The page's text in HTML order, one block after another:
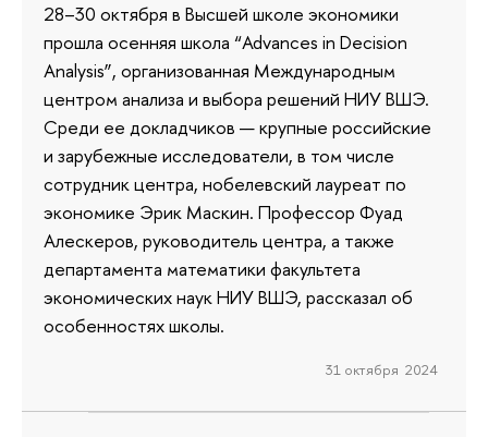
28–30 октября в Высшей школе экономики
прошла осенняя школа “Advances in Decision
Analysis”, организованная Международным
центром анализа и выбора решений НИУ ВШЭ.
Среди ее докладчиков — крупные российские
и зарубежные исследователи, в том числе
сотрудник центра, нобелевский лауреат по
экономике Эрик Маскин. Профессор Фуад
Алескеров, руководитель центра, а также
департамента математики факультета
экономических наук НИУ ВШЭ, рассказал об
особенностях школы.
31 октября 2024